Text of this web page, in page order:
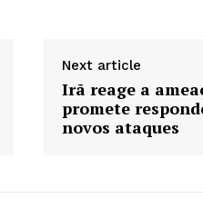
Next article
Irã reage a
promete
novos ataques